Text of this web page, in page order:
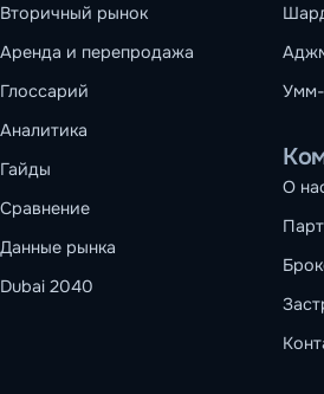
Вторичный рынок
Аренда и перепродажа
Глоссарий
Аналитика
Гайды
Сравнение
Данные рынка
Dubai 2040
О